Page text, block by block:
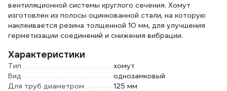
вентиляционной системы круглого сечения. Хомут
изготовлен из полосы оцинкованной стали, на которую
наклеивается резина толщенной 10 мм, для улучшения
герметизации соединений и снижения вибрации.
Характеристики
Тип
хомут
Вид
однозамковый
Для труб диаметром
125 мм